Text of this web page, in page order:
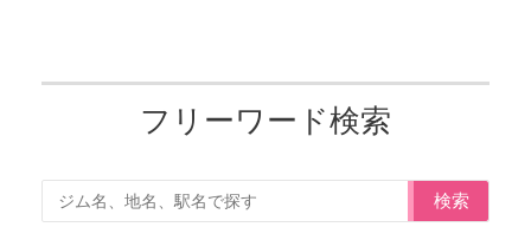
フリーワード検索
検索